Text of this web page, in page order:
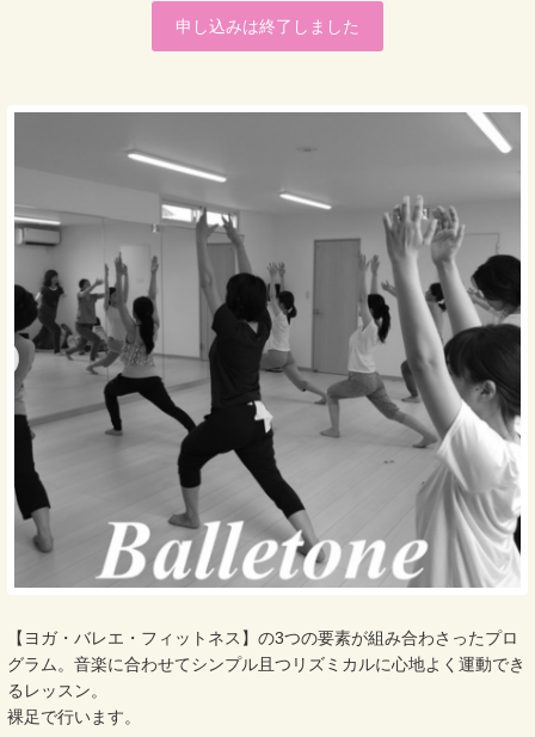
申し込みは終了しました
【ヨガ・バレエ・フィットネス】の3つの要素が組み合わさったプロ
グラム。音楽に合わせてシンプル且つリズミカルに心地よく運動でき
るレッスン。
裸足で行います。